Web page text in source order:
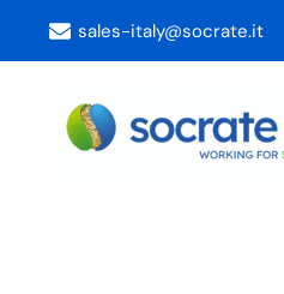
sales-italy@socrate.it